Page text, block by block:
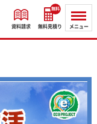
資料請求 無料見積り
無料
メニュー